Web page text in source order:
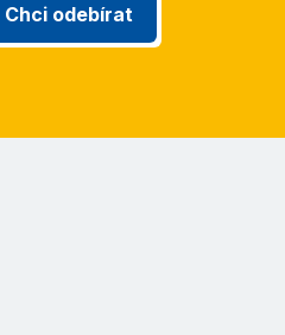
Chci odebírat